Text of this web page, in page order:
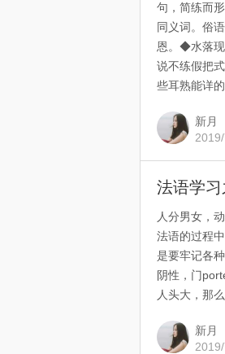
句，简练而
同义词。俗
恩。◆水落
说不练假把
些耳熟能详
新月
法语学
人分男女，
法语的过程
是要牢记各
阴性，门
人头大，那
新月